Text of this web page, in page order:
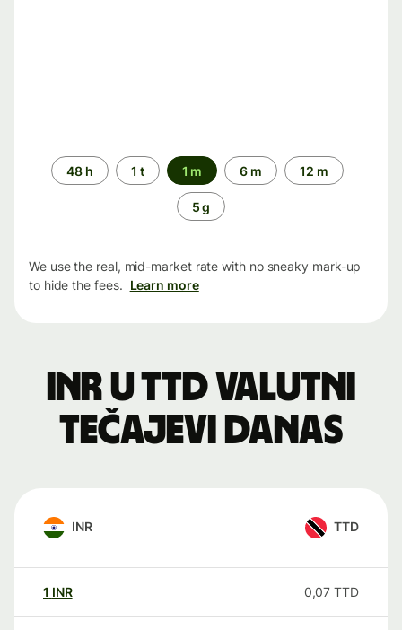
Time
period
48 h 1 t 1 m 6 m 12 m
5 g
We use the real, mid-market rate with no sneaky mark-up
to hide the fees. Learn more
INR u TTD valutni
tečajevi danas
INR TTD
1 INR 0,07 TTD